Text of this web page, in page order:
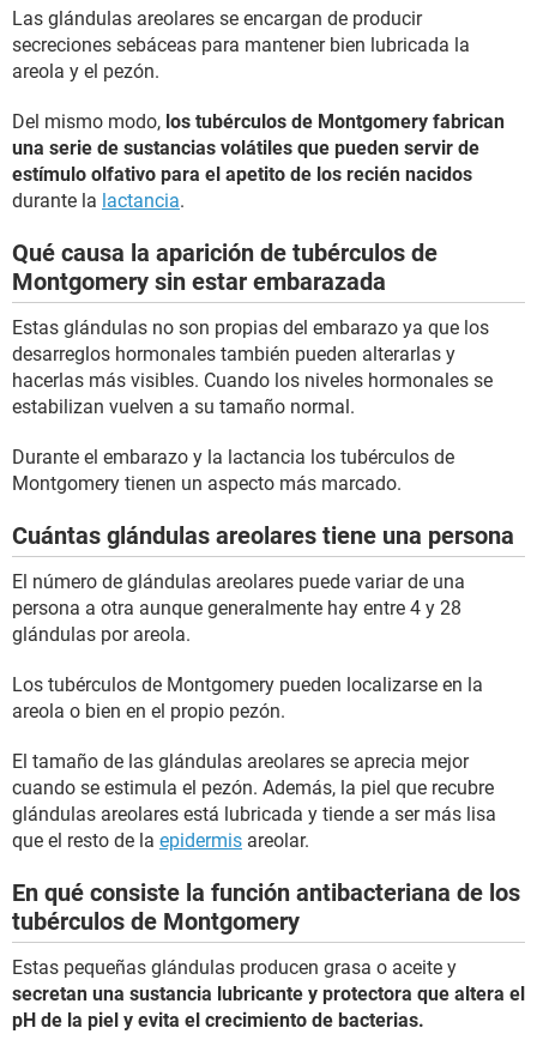
Las glándulas areolares se encargan de producir
secreciones sebáceas para mantener bien lubricada la
areola y el pezón.
Del mismo modo, los tubérculos de Montgomery fabrican
una serie de sustancias volátiles que pueden servir de
estímulo olfativo para el apetito de los recién nacidos
durante la lactancia.
Qué causa la aparición de tubérculos de
Montgomery sin estar embarazada
Estas glándulas no son propias del embarazo ya que los
desarreglos hormonales también pueden alterarlas y
hacerlas más visibles. Cuando los niveles hormonales se
estabilizan vuelven a su tamaño normal.
Durante el embarazo y la lactancia los tubérculos de
Montgomery tienen un aspecto más marcado.
Cuántas glándulas areolares tiene una persona
El número de glándulas areolares puede variar de una
persona a otra aunque generalmente hay entre 4 y 28
glándulas por areola.
Los tubérculos de Montgomery pueden localizarse en la
areola o bien en el propio pezón.
El tamaño de las glándulas areolares se aprecia mejor
cuando se estimula el pezón. Además, la piel que recubre
glándulas areolares está lubricada y tiende a ser más lisa
que el resto de la epidermis areolar.
En qué consiste la función antibacteriana de los
tubérculos de Montgomery
Estas pequeñas glándulas producen grasa o aceite y
secretan una sustancia lubricante y protectora que altera el
pH de la piel y evita el crecimiento de bacterias.